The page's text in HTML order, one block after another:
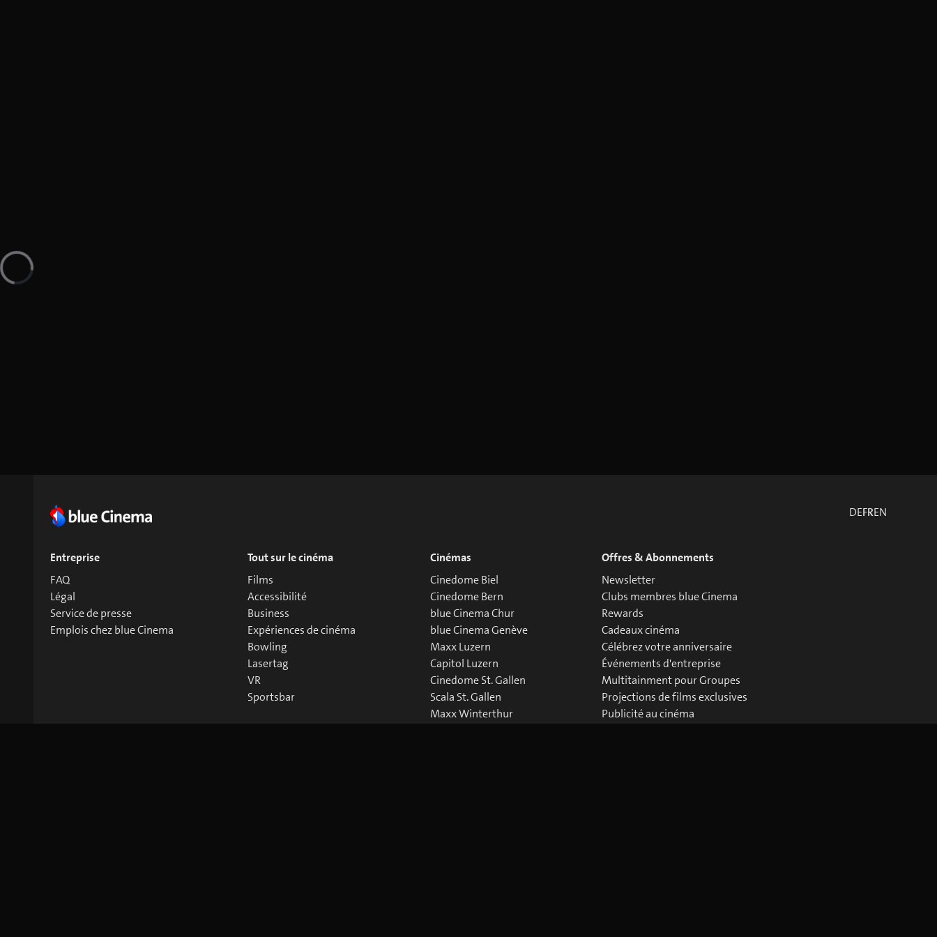
DEFREN
Entreprise
FAQ
Légal
Service de presse
Emplois chez blue Cinema
Tout sur le cinéma
Films
Accessibilité
Business
Expériences de cinéma
Bowling
Lasertag
VR
Sportsbar
Cinémas
Cinedome Biel
Cinedome Bern
blue Cinema Chur
blue Cinema Genève
Maxx Luzern
Capitol Luzern
Cinedome St. Gallen
Scala St. Gallen
Maxx Winterthur
Offres & Abonnements
Newsletter
Clubs membres blue Cinema
Rewards
Cadeaux cinéma
Célébrez votre anniversaire
Événements d'entreprise
Multitainment pour Groupes
Projections de films exclusives
Publicité au cinéma